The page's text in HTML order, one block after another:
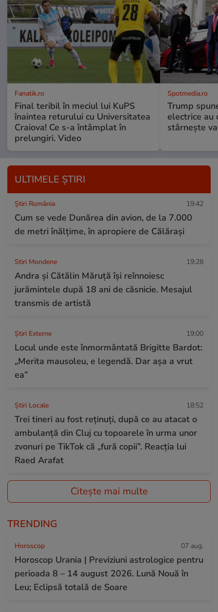
Fanatik.ro
Final teribil în meciul lui KuPS
înaintea returului cu Universitatea
Craiova! Ce s-a întâmplat în
prelungiri. Video
Spotmedia.ro
Trump
electrice au
stârnește
ULTIMELE ȘTIRI
Știri România 19:42
Cum se vede Dunărea din avion, de la 7.000
de metri înălțime, în apropiere de Călărași
Stiri Mondene 19:28
Andra și Cătălin Măruță își reînnoiesc
jurămintele după 18 ani de căsnicie. Mesajul
transmis de artistă
Știri Externe 19:00
Locul unde este înmormântată Brigitte Bardot:
„Merita mausoleu, e legendă. Dar așa a vrut
ea”
Știri Locale 18:52
Trei tineri au fost reținuți, după ce au atacat o
ambulanță din Cluj cu topoarele în urma unor
zvonuri pe TikTok că „fură copii”. Reacția lui
Raed Arafat
Citește mai multe
TRENDING
Horoscop 07 aug.
Horoscop Urania | Previziuni astrologice pentru
perioada 8 – 14 august 2026. Lună Nouă în
Leu; Eclipsă totală de Soare